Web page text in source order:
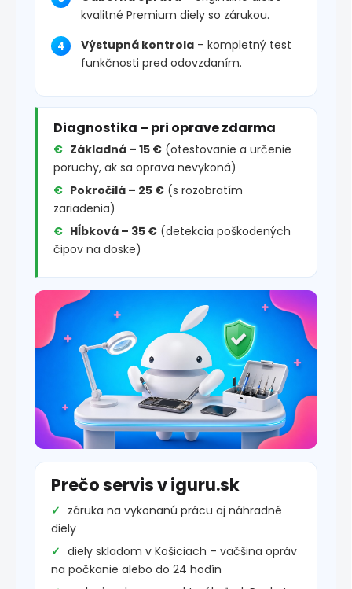
kvalitné Premium diely so zárukou.
Výstupná kontrola – kompletný test
funkčnosti pred odovzdaním.
Diagnostika – pri oprave zdarma
Základná – 15 € (otestovanie a určenie
poruchy, ak sa oprava nevykoná)
Pokročilá – 25 € (s rozobratím
zariadenia)
Hĺbková – 35 € (detekcia poškodených
čipov na doske)
Prečo servis v iguru.sk
záruka na vykonanú prácu aj náhradné
diely
diely skladom v Košiciach – väčšina opráv
na počkanie alebo do 24 hodín